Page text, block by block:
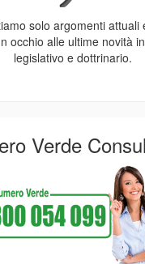
solo argomenti attuali
occhio alle ultime novità
legislativo e dottrinario.
Verde